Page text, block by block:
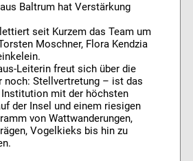
Baltrum hat Verstärkung
seit Kurzem das Team um
Moschner, Flora Kendzia
Leiterin freut sich über die
noch: Stellvertretung – ist das
mit der höchsten
der Insel und einem riesigen
von Wattwanderungen,
Vogelkieks bis hin zu